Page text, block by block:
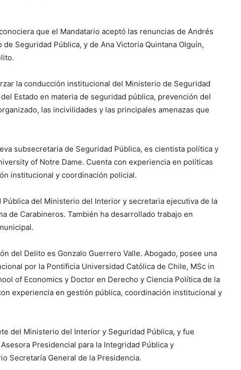
que el Mandatario aceptó las renuncias de Andrés
Seguridad Pública, y de Ana Victoria Quintana Olguín,
la conducción institucional del Ministerio de Seguridad
Estado en materia de seguridad pública, prevención del
las incivilidades y las principales amenazas que
subsecretaria de Seguridad Pública, es cientista política y
of Notre Dame. Cuenta con experiencia en políticas
institucional y coordinación policial.
Pública del Ministerio del Interior y secretaria ejecutiva de la
de Carabineros. También ha desarrollado trabajo en
del Delito es Gonzalo Guerrero Valle. Abogado, posee una
por la Pontificia Universidad Católica de Chile, MSc in
of Economics y Doctor en Derecho y Ciencia Política de la
experiencia en gestión pública, coordinación institucional y
del Ministerio del Interior y Seguridad Pública, y fue
Presidencial para la Integridad Pública y
Secretaría General de la Presidencia.